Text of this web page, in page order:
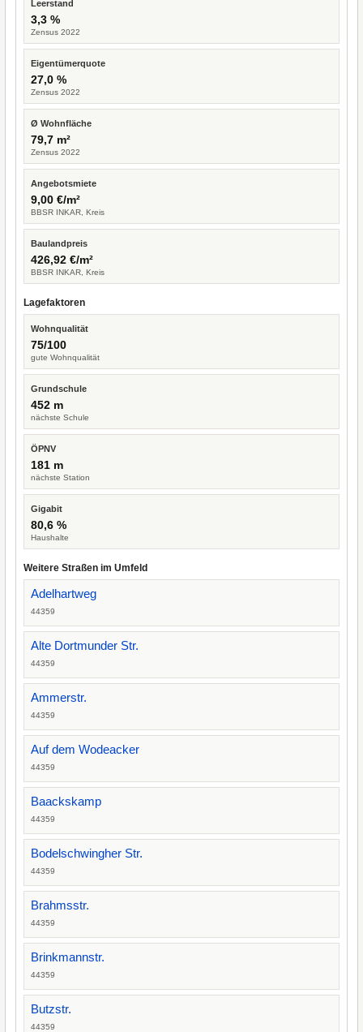
Leerstand
3,3 %
Zensus 2022
Eigentümerquote
27,0 %
Zensus 2022
Ø Wohnfläche
79,7 m²
Zensus 2022
Angebotsmiete
9,00 €/m²
BBSR INKAR, Kreis
Baulandpreis
426,92 €/m²
BBSR INKAR, Kreis
Lagefaktoren
Wohnqualität
75/100
gute Wohnqualität
Grundschule
452 m
nächste Schule
ÖPNV
181 m
nächste Station
Gigabit
80,6 %
Haushalte
Weitere Straßen im Umfeld
Adelhartweg
44359
Alte Dortmunder Str.
44359
Ammerstr.
44359
Auf dem Wodeacker
44359
Baackskamp
44359
Bodelschwingher Str.
44359
Brahmsstr.
44359
Brinkmannstr.
44359
Butzstr.
44359